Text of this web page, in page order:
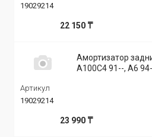
19029214
22 150 ₸
Амортизатор
A100C4 91--, A6
Артикул
19029214
23 990 ₸